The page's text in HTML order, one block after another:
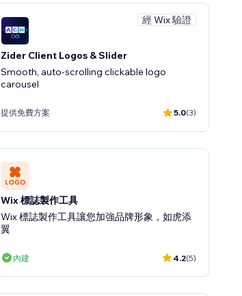
經 Wix 驗證
Zider Client Logos & Slider
Smooth, auto-scrolling clickable logo
carousel
提供免費方案 5.0(3)
Wix 標誌製作工具
Wix 標誌製作工具讓您加強品牌形象，如虎添
翼
內建 4.2(5)